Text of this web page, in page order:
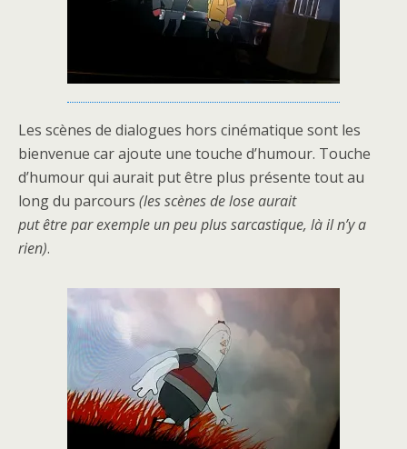
Les scènes de dialogues hors cinématique sont les
bienvenue car ajoute une touche d’humour. Touche
d’humour qui aurait put être plus présente tout au
long du parcours (les scènes de lose aurait
put être par exemple un peu plus sarcastique, là il n’y a
rien).